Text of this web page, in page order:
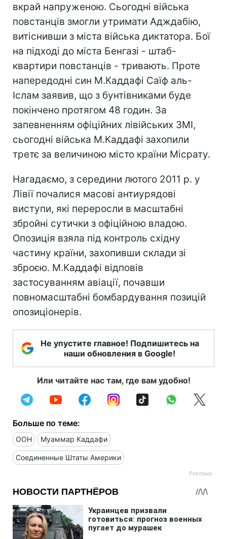
вкрай напруженою. Сьогодні війська
повстанців змогли утримати Адждабію,
витіснивши з міста війська диктатора. Бої
на підході до міста Бенгазі - штаб-
квартири повстанців - тривають. Проте
напередодні син М.Каддафі Саїф аль-
Іслам заявив, що з бунтівниками буде
покінчено протягом 48 годин. За
запевненням офіційних лівійських ЗМІ,
сьогодні війська М.Каддафі захопили
третє за величиною місто країни Місрату.
Нагадаємо, з середини лютого 2011 р. у
Лівії почалися масові антиурядові
виступи, які переросли в масштабні
збройні сутички з офіційною владою.
Опозиція взяла під контроль східну
частину країни, захопивши склади зі
зброєю. М.Каддафі відповів
застосуванням авіації, почавши
повномасштабні бомбардування позицій
опозиціонерів.
Не упустите главное! Подпишитесь на
наши обновления в Google!
Или читайте нас там, где вам удобно!
Больше по теме:
ООН Муаммар Каддафи
Соединенные Штаты Америки